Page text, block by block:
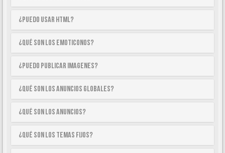
¿Puedo usar HTML?
¿Qué son los emoticonos?
¿Puedo publicar imagenes?
¿Qué son los anuncios globales?
¿Qué son los anuncios?
¿Qué son los temas fijos?